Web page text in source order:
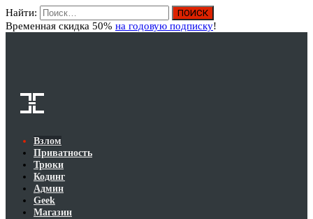
Найти:
Временная скидка 50% на годовую подписку!
Взлом
Приватность
Трюки
Кодинг
Админ
Geek
Магазин